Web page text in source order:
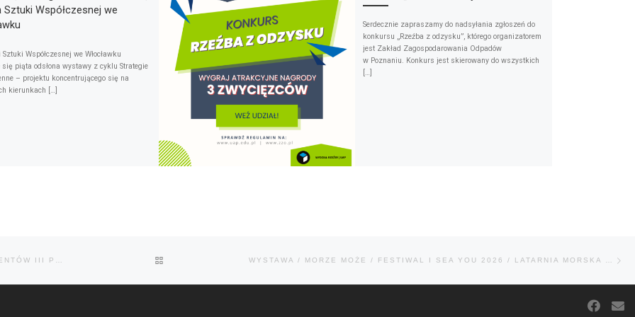
Sztuki Współczesnej we
Współczesnej we Włocławku
się piąta odsłona wystawy z cyklu Strategie
– projektu koncentrującego się na
kierunkach […]
Serdecznie zapraszamy do nadsyłania zgłoszeń do
konkursu „Rzeźba z odzysku”, którego organizatorem
jest Zakład Zagospodarowania Odpadów
w Poznaniu. Konkurs jest skierowany do wszystkich
[…]
WYSTAWA / TOPÓRCNC_ADD3D / WYSTAWA STUDENTEK I STUDENTÓW III PRACOWNI RZEŹBY I DZIAŁAŃ PRZESTRZENNYCH UAP / REZERWAT ARCHEOLOGICZNY GENIUS LOCI POWRÓT DO LISTY POSTÓW WYSTAWA / MORZE MOŻE / FESTIWAL I SEA YOU 2026 / LATARNIA MORSKA W KOŁOBRZEGU